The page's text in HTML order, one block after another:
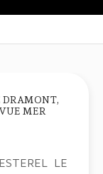
DRAMONT,
MER
LE